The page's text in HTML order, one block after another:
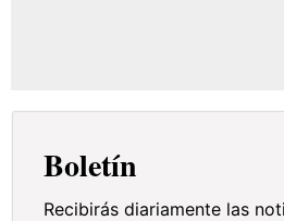
Boletín
Recibirás diariamente las